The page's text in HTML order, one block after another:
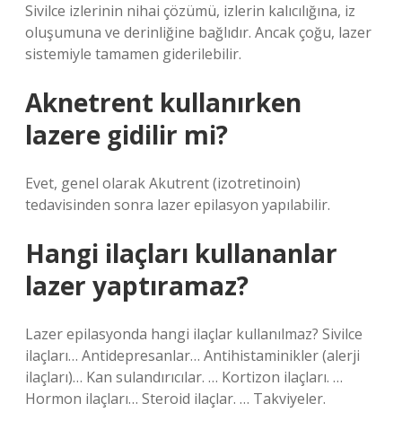
Sivilce izlerinin nihai çözümü, izlerin kalıcılığına, iz
oluşumuna ve derinliğine bağlıdır. Ancak çoğu, lazer
sistemiyle tamamen giderilebilir.
Aknetrent kullanırken
lazere gidilir mi?
Evet, genel olarak Akutrent (izotretinoin)
tedavisinden sonra lazer epilasyon yapılabilir.
Hangi ilaçları kullananlar
lazer yaptıramaz?
Lazer epilasyonda hangi ilaçlar kullanılmaz? Sivilce
ilaçları… Antidepresanlar… Antihistaminikler (alerji
ilaçları)… Kan sulandırıcılar. … Kortizon ilaçları. …
Hormon ilaçları… Steroid ilaçlar. … Takviyeler.